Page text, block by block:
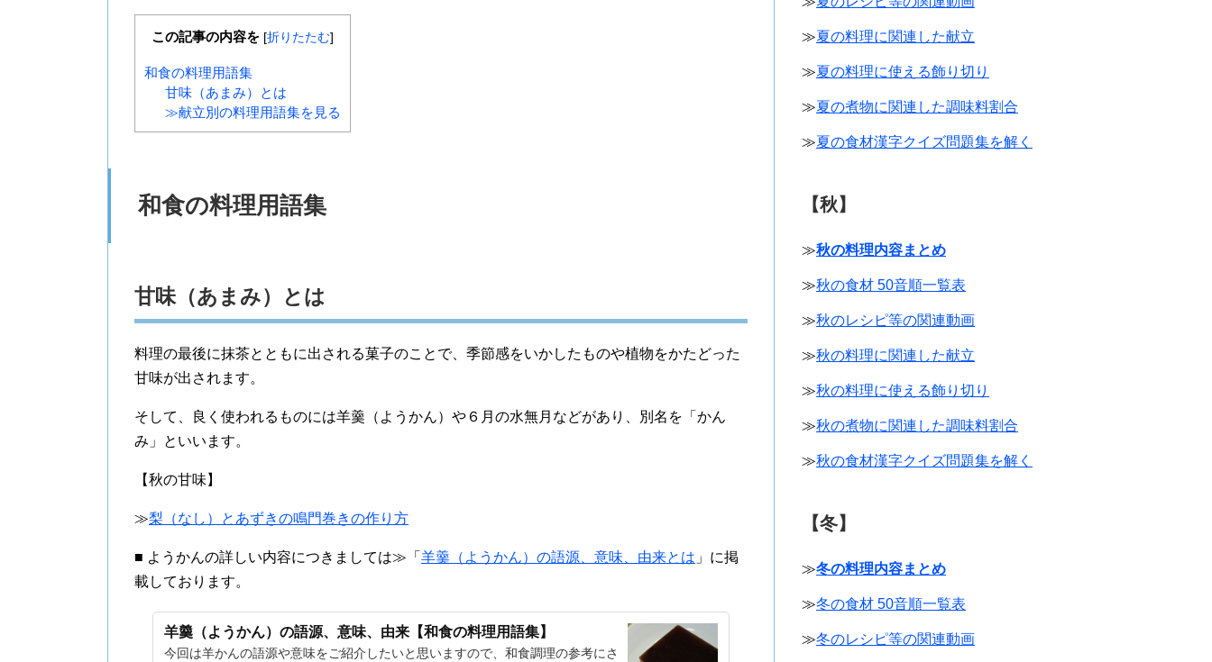
この記事の内容を [折りたたむ]
和食の料理用語集
甘味（あまみ）とは
≫献立別の料理用語集を見る
和食の料理用語集
甘味（あまみ）とは
料理の最後に抹茶とともに出される菓子のことで、季節感をいかしたものや植物をかたどった
甘味が出されます。
そして、良く使われるものには羊羹（ようかん）や６月の水無月などがあり、別名を「かん
み」といいます。
【秋の甘味】
≫梨（なし）とあずきの鳴門巻きの作り方
■ ようかんの詳しい内容につきましては≫「 羊羹（ようかん）の語源、意味、由来とは 」に掲
載しております。
羊羹（ようかん）の語源、意味、由来【和食の料理用語集】
今回は羊かんの語源や意味をご紹介したいと思いますので、和食調理の参考にさ
≫夏の料理に関連した献立
≫夏の料理に使える飾り切り
≫夏の煮物に関連した調味料割合
≫夏の食材漢字クイズ問題集を解く
【秋】
≫秋の料理内容まとめ
≫秋の食材 50音順一覧表
≫秋のレシピ等の関連動画
≫秋の料理に関連した献立
≫秋の料理に使える飾り切り
≫秋の煮物に関連した調味料割合
≫秋の食材漢字クイズ問題集を解く
【冬】
≫冬の料理内容まとめ
≫冬の食材 50音順一覧表
≫冬のレシピ等の関連動画